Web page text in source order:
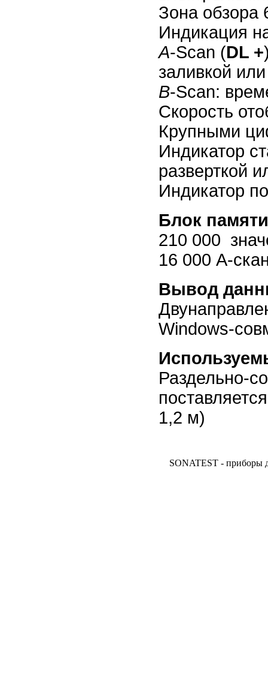
Зона обзора
Индикация
А-Scan (DL +
заливкой
В-Scan:
Скорость
Крупными
Индикатор
разверткой
Индикатор
Блок
210 000
16 000 А-
Вывод
Windows-
Раздельно-
1,2 м)
SONATEST - приборы